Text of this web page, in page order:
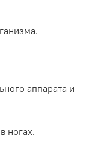
аппарата и
ногах.